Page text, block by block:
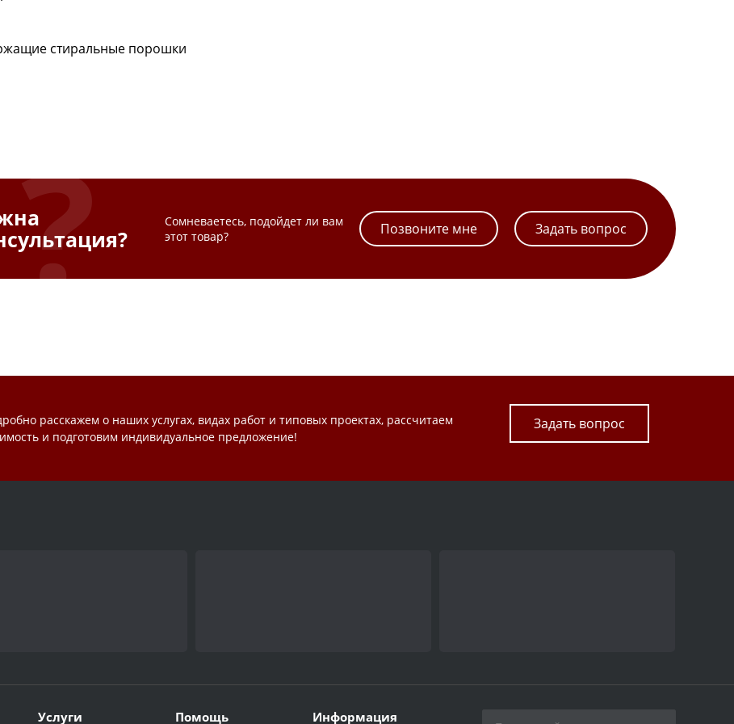
стиральные порошки
Сомневаетесь, подойдет ли вам
этот товар?
Позвоните мне Задать вопрос
расскажем о наших услугах, видах работ и типовых проектах, рассчитаем
и подготовим индивидуальное предложение!
Задать вопрос
Услуги Помощь Информация